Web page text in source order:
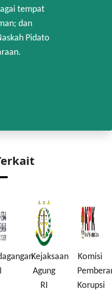
tempat
dan
Pidato
Kejaksaan
Agung
RI
Komisi
Korupsi